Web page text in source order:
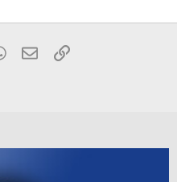
WhatsApp
E-MailLink